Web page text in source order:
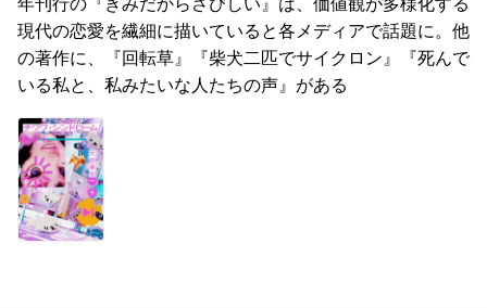
年刊行の『きみだからさびしい』は、価値観が多様化する
現代の恋愛を繊細に描いていると各メディアで話題に。他
の著作に、『回転草』『柴犬二匹でサイクロン』『死んで
いる私と、私みたいな人たちの声』がある